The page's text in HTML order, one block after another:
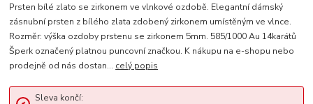
Prsten bílé zlato se zirkonem ve vlnkové ozdobě. Elegantní dámský
zásnubní prsten z bílého zlata zdobený zirkonem umístěným ve vlnce.
Rozměr: výška ozdoby prstenu se zirkonem 5mm. 585/1000 Au 14karátů
Šperk označený platnou puncovní značkou. K nákupu na e-shopu nebo
prodejně od nás dostan... celý popis
Sleva končí: